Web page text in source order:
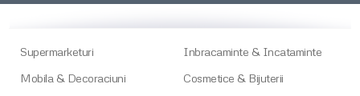
Supermarketuri
Inbracaminte & Incataminte
Mobila & Decoraciuni
Cosmetice & Bijuterii